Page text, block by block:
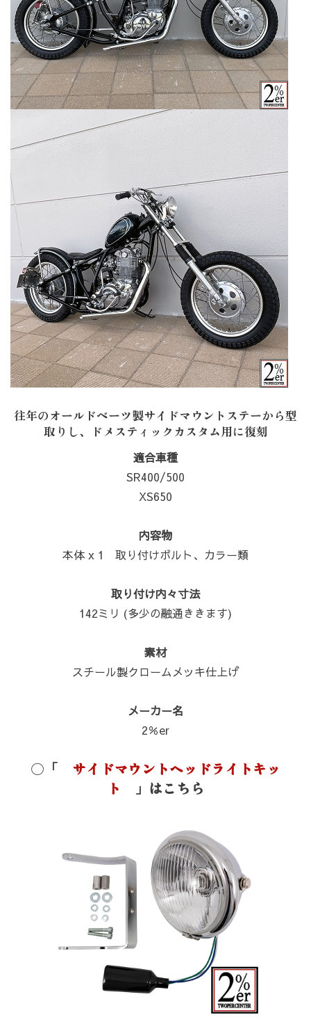
お買い物を続ける カートへ進む
往年のオールドベーツ製サイドマウントステーから型
取りし、ドメスティックカスタム用に復刻
適合車種
SR400/500
XS650
内容物
本体 x 1 取り付けボルト、カラー類
取り付け内々寸法
142ミリ (多少の融通ききます)
素材
スチール製クロームメッキ仕上げ
メーカー名
2％er
〇 「 サイドマウントヘッドライトキッ
ト
」はこちら